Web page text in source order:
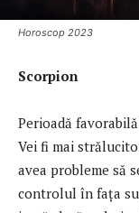
Horoscop 2023
Scorpion
Perioadă
Vei fi mai
avea probleme să
controlul în fața